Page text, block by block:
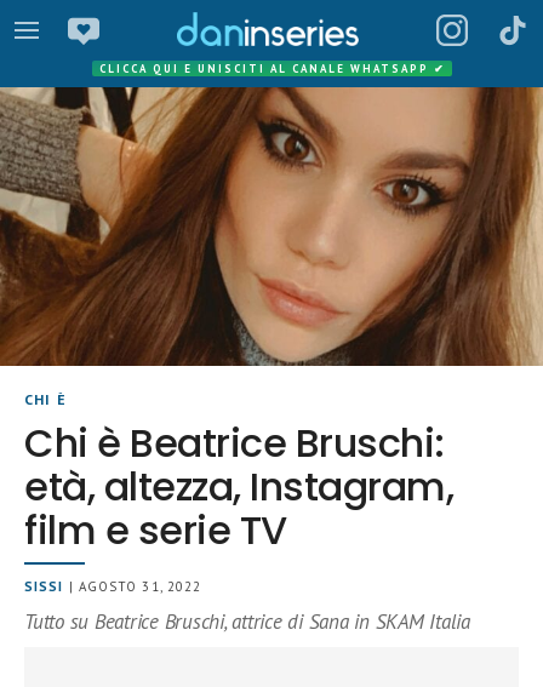
CLICCA QUI E UNISCITI AL CANALE WHATSAPP ✔
CHI È
Chi è Beatrice Bruschi:
età, altezza, Instagram,
film e serie TV
SISSI | AGOSTO 31, 2022
Tutto su Beatrice Bruschi, attrice di Sana in SKAM Italia